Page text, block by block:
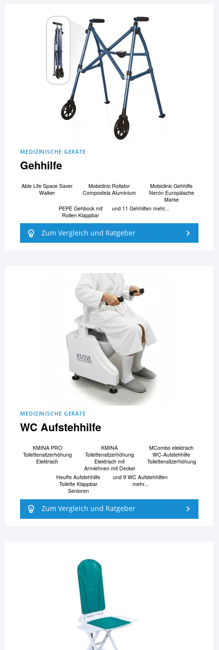
MEDIZINISCHE GERÄTE
Gehhilfe
Able Life Space Saver
Walker
Mobiclinic Rollator
Compostela Aluminium
Mobiclinic Gehhilfe
Nerón Europäische
Marke
PEPE Gehbock mit
Rollen Klappbar
und 11 Gehhilfen mehr...
Zum Vergleich und Ratgeber
MEDIZINISCHE GERÄTE
WC Aufstehhilfe
KMINA PRO
Toilettensitzerhöhung
Elektrisch
KMINA
Toilettensitzerhöhung
Elektrisch mit
Armlehnen mit Deckel
MCombo elektrisch
WC-Aufstehhilfe
Toilettensitzerhöhung
Heuffe Aufstehhilfe
Toilette Klappbar
Senioren
und 9 WC Aufstehhilfen
mehr...
Zum Vergleich und Ratgeber